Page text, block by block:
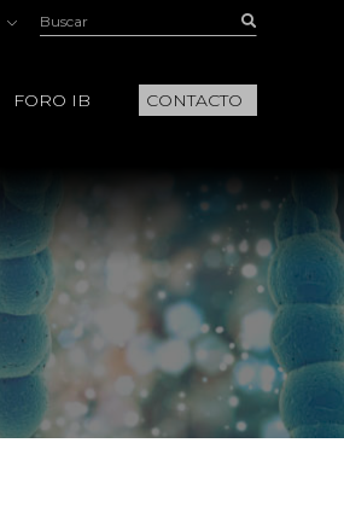
Buscar:
FORO IB CONTACTO